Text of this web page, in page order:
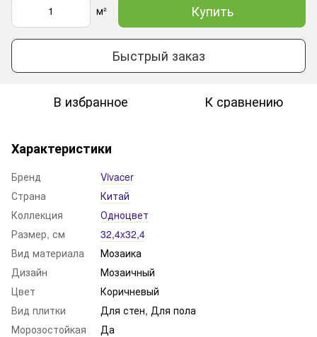
м² Купить
Быстрый заказ
В избранное К сравнению
Характеристики
Бренд
Vivacer
Страна
Китай
Коллекция
Одноцвет
Размер, см
32,4x32,4
Вид материала
Мозаика
Дизайн
Мозаичный
Цвет
Коричневый
Вид плитки
Для стен, Для пола
Морозостойкая
Да